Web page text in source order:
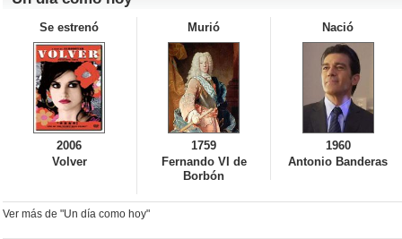
Se estrenó
2006
Volver
Murió
1759
Fernando VI de
Borbón
Nació
1960
Antonio Banderas
Ver más de "Un día como hoy"